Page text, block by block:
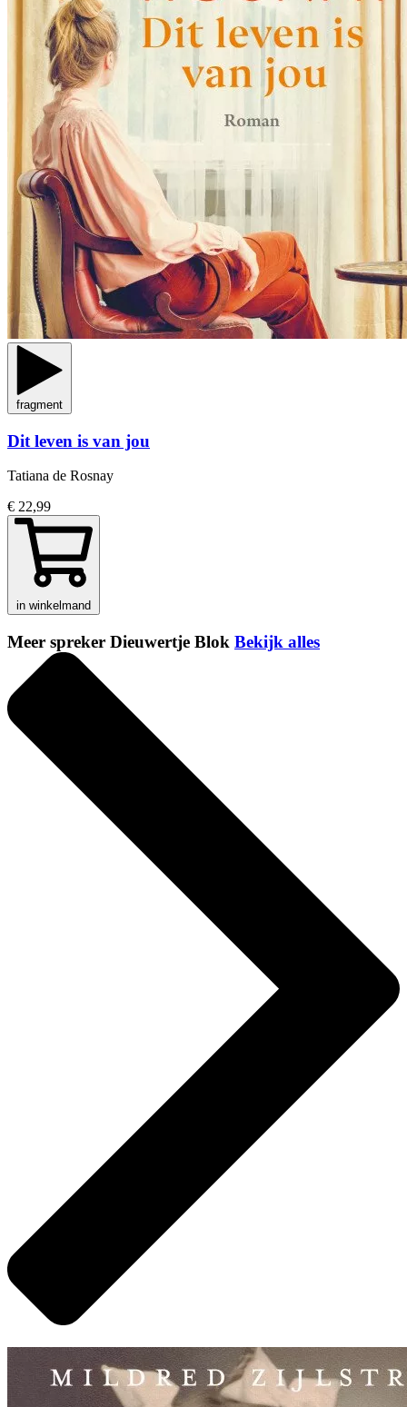
fragment
Dit leven is van jou
Tatiana de Rosnay
€ 22,99
in winkelmand
Meer spreker Dieuwertje Blok Bekijk alles